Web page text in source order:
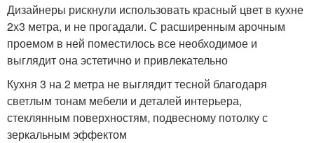
Дизайнеры рискнули использовать красный цвет в кухне
2х3 метра, и не прогадали. С расширенным арочным
проемом в ней поместилось все необходимое и
выглядит она эстетично и привлекательно
Кухня 3 на 2 метра не выглядит тесной благодаря
светлым тонам мебели и деталей интерьера,
стеклянным поверхностям, подвесному потолку с
зеркальным эффектом